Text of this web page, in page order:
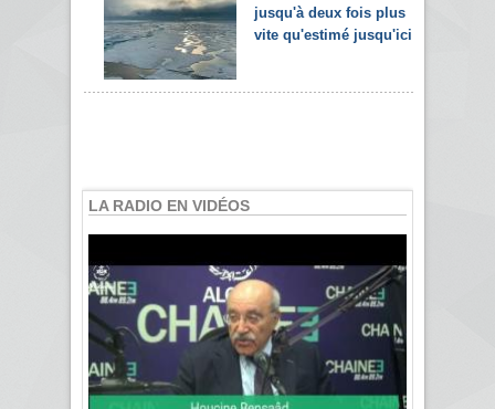
jusqu'à deux fois plus
vite qu'estimé jusqu'ici
LA RADIO EN VIDÉOS